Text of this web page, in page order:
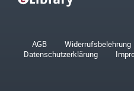
AGB Widerrufsbelehrung
Datenschutzerklärung